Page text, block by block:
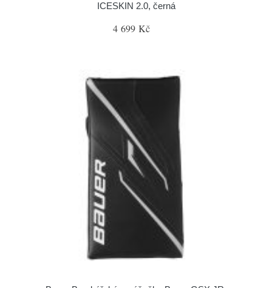
ICESKIN 2.0, černá
4 699 Kč